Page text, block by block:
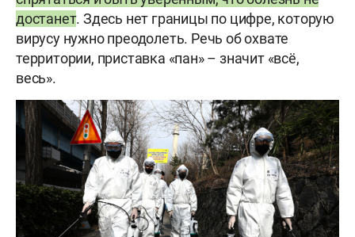
достанет. Здесь нет границы по цифре, которую
вирусу нужно преодолеть. Речь об охвате
территории, приставка «пан» – значит «всё,
весь».